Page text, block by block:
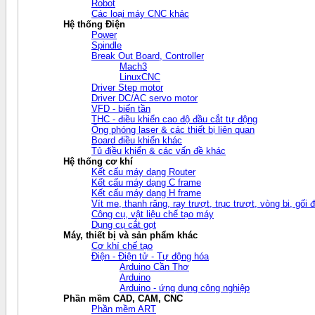
Robot
Các loại máy CNC khác
Hệ thống Điện
Power
Spindle
Break Out Board, Controller
Mach3
LinuxCNC
Driver Step motor
Driver DC/AC servo motor
VFD - biến tần
THC - điều khiển cao độ đầu cắt tự động
Ống phóng laser & các thiết bị liên quan
Board điều khiển khác
Tủ điều khiển & các vấn đề khác
Hệ thống cơ khí
Kết cấu máy dạng Router
Kết cấu máy dạng C frame
Kết cấu máy dạng H frame
Vít me, thanh răng, ray trượt, trục trượt, vòng bi, gối
Công cụ, vật liệu chế tạo máy
Dụng cụ cắt gọt
Máy, thiết bị và sản phẩm khác
Cơ khí chế tạo
Điện - Điện tử - Tự động hóa
Arduino Cần Thơ
Arduino
Arduino - ứng dụng công nghiệp
Phần mềm CAD, CAM, CNC
Phần mềm ART